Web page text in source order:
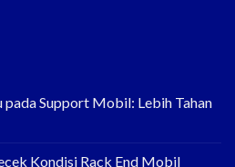
Support Mobil: Lebih Tahan
Kondisi Rack End Mobil